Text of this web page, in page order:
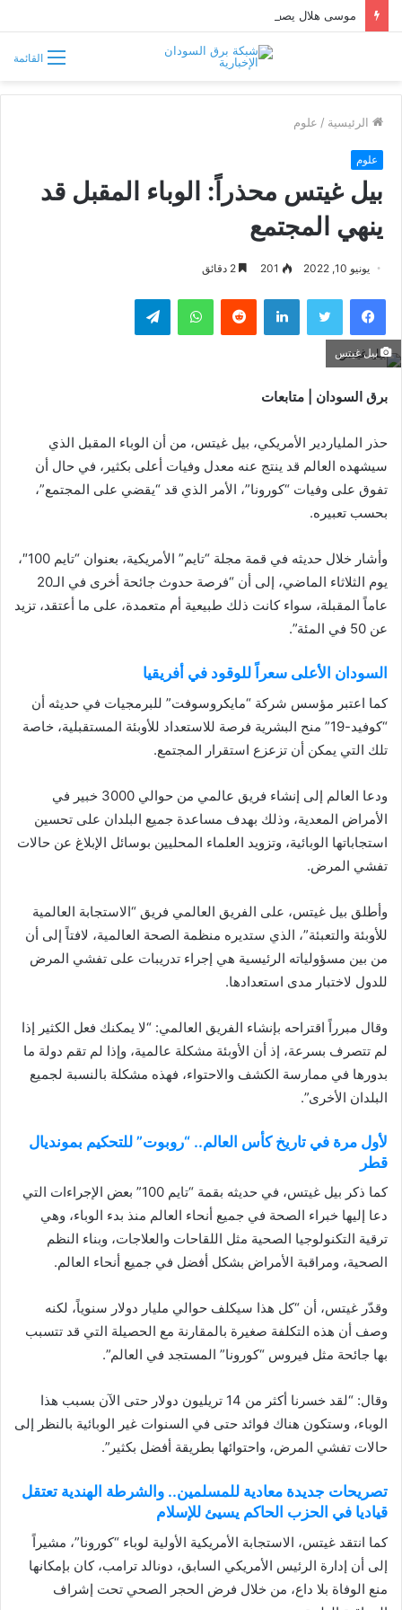
القائمة
الرئيسية / علوم
علوم
بيل غيتس محذراً: الوباء المقبل قد
ينهي المجتمع
يونيو 10, 2022 201
فيسبوك تويتر لينكدإن واتساب تيلقرام
بيل غيتس
برق السودان | متابعات
حذر الملياردير الأمريكي، بيل غيتس، من أن الوباء المقبل الذي
سيشهده العالم قد ينتج عنه معدل ‏وفيات أعلى بكثير، في حال أن
تفوق على وفيات “كورونا”، الأمر الذي قد “يقضي على المجتمع”،
‏بحسب تعبيره.‏
وأشار خلال حديثه في قمة مجلة “تايم” الأمريكية، بعنوان “تايم 100″،
يوم الثلاثاء الماضي، إلى أن “فرصة حدوث جائحة أخرى في الـ20
عاماً المقبلة، سواء كانت ذلك طبيعية أم متعمدة، على ما أعتقد، تزيد
عن 50 في المئة”.
السودان الأعلى سعراً للوقود في أفريقيا
كما اعتبر مؤسس شركة “مايكروسوفت” للبرمجيات في حديثه أن
“كوفيد-19” منح البشرية فرصة للاستعداد للأوبئة المستقبلية، خاصة
تلك التي يمكن أن تزعزع استقرار المجتمع.
ودعا العالم إلى إنشاء فريق عالمي من حوالي 3000 خبير في
الأمراض المعدية، وذلك بهدف مساعدة جميع البلدان على تحسين
استجاباتها الوبائية، وتزويد العلماء المحليين بوسائل الإبلاغ عن حالات
تفشي المرض.
وأطلق بيل غيتس، على الفريق العالمي فريق “الاستجابة العالمية
للأوبئة والتعبئة”، الذي ستديره منظمة الصحة العالمية، لافتاً إلى أن
من بين مسؤولياته الرئيسية هي إجراء تدريبات على تفشي المرض
للدول لاختبار مدى استعدادها.
وقال مبرراً اقتراحه بإنشاء الفريق العالمي: “لا يمكنك فعل الكثير إذا
لم تتصرف بسرعة، إذ أن الأوبئة مشكلة عالمية، وإذا لم تقم دولة ما
بدورها في ممارسة الكشف والاحتواء، فهذه مشكلة بالنسبة لجميع
البلدان الأخرى”.
لأول مرة في تاريخ كأس العالم.. “روبوت” للتحكيم بمونديال
قطر
كما ذكر بيل غيتس، في حديثه بقمة “تايم 100” بعض الإجراءات التي
دعا إليها خبراء الصحة في جميع أنحاء العالم منذ بدء الوباء، وهي
ترقية التكنولوجيا الصحية مثل اللقاحات والعلاجات، وبناء النظم
الصحية، ومراقبة الأمراض بشكل أفضل في جميع أنحاء العالم.
وقدّر غيتس، أن “كل هذا سيكلف حوالي مليار دولار سنوياً، لكنه
وصف أن هذه التكلفة صغيرة بالمقارنة مع الحصيلة التي قد تتسبب
بها جائحة مثل فيروس “كورونا” المستجد في العالم”.
وقال: “لقد خسرنا أكثر من 14 تريليون دولار حتى الآن بسبب هذا
الوباء، وستكون هناك فوائد حتى في السنوات غير الوبائية بالنظر إلى
حالات تفشي المرض، واحتوائها بطريقة أفضل بكثير”.
تصريحات جديدة معادية للمسلمين.. والشرطة الهندية تعتقل
قياديا في الحزب الحاكم يسيئ للإسلام
كما انتقد غيتس، الاستجابة الأمريكية الأولية لوباء “كورونا”، مشيراً
إلى أن إدارة الرئيس الأمريكي السابق، دونالد ترامب، كان بإمكانها
منع الوفاة بلا داع، من خلال فرض الحجر الصحي تحت إشراف